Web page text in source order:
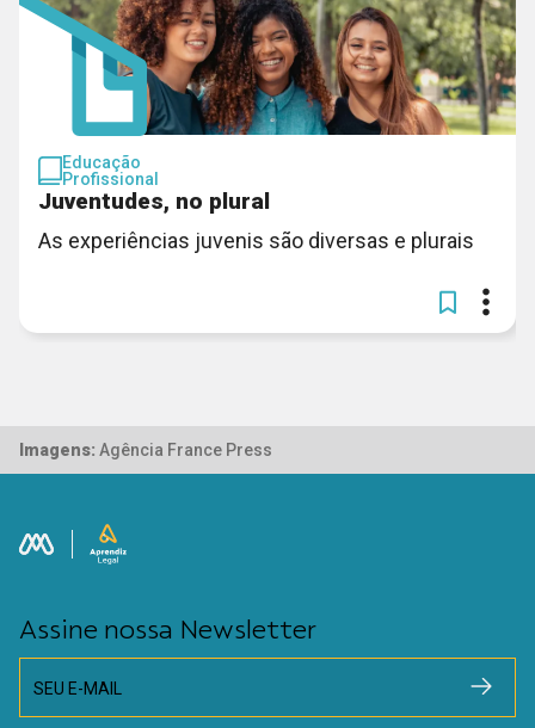
Educação
Profissional
Juventudes, no plural
As experiências juvenis são diversas e plurais
Imagens: Agência France Press
Assine nossa Newsletter
SEU E-MAIL